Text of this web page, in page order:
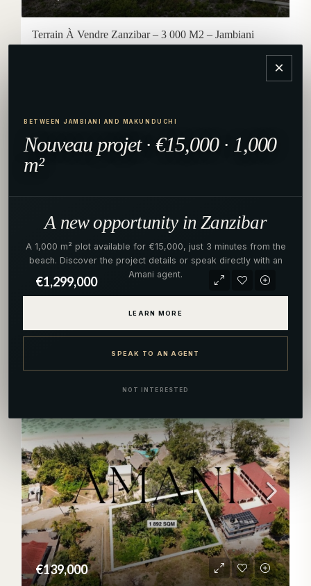
Terrain À Vendre Zanzibar – 3 000 M2 – Jambiani
€1,299,000
Mtende, Kusini, Unguja Kusini, Zanzibar زنجبار, 72101, Tanzania
€139,000
×
BETWEEN JAMBIANI AND MAKUNDUCHI
Nouveau projet · €15,000 · 1,000
m²
A new opportunity in Zanzibar
A 1,000 m² plot available for €15,000, just 3 minutes from the
beach. Discover the project details or speak directly with an
Amani agent.
LEARN MORE
SPEAK TO AN AGENT
NOT INTERESTED